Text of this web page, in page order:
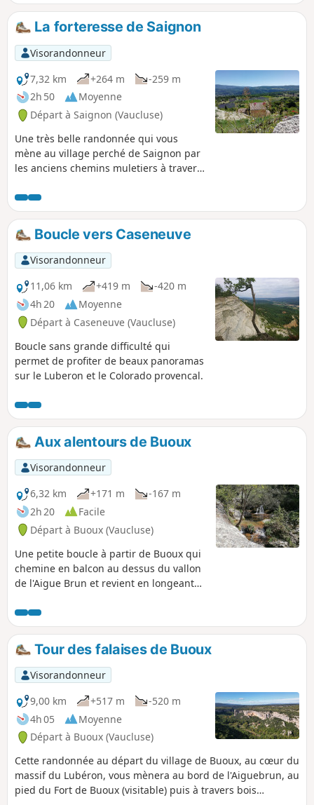
La forteresse de Saignon
Visorandonneur
7,32 km
+264 m
-259 m
2h 50
Moyenne
Départ à Saignon (Vaucluse)
Une très belle randonnée qui vous
mène au village perché de Saignon par
les anciens chemins muletiers à travers
de Saignon offre un panorama
incroyable à la fois sur la vallée d’Apt,
les monts de Vaucluse et le Mont
Ventoux.Boucle vers Caseneuve
Visorandonneur
11,06 km
+419 m
-420 m
4h 20
Moyenne
Départ à Caseneuve (Vaucluse)
Boucle sans grande difficulté qui
permet de profiter de beaux panoramas
sur le Luberon et le Colorado provencal.
Aux alentours de Buoux
Visorandonneur
6,32 km
+171 m
-167 m
2h 20
Facile
Départ à Buoux (Vaucluse)
Une petite boucle à partir de Buoux qui
chemine en balcon au dessus du vallon
de l'Aigue Brun et revient en longeant
Tour des falaises de Buoux
Visorandonneur
9,00 km
+517 m
-520 m
4h 05
Moyenne
Départ à Buoux (Vaucluse)
Cette randonnée au départ du village de Buoux, au cœur du
massif du Lubéron, vous mènera au bord de l'Aiguebrun, au
pied du Fort de Buoux (visitable) puis à travers bois